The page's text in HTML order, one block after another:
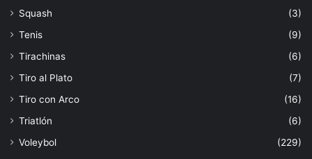
Squash
(3)
Tenis
(9)
Tirachinas
(6)
Tiro al Plato
(7)
Tiro con Arco
(16)
Triatlón
(6)
Voleybol
(229)